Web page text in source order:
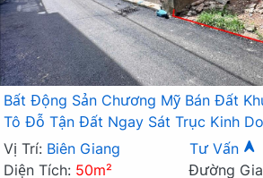
Bất Động Sản Chương Mỹ Bán Đất
Tô Đỗ Tận Đất Ngay Sát Trục Kinh
Vị Trí: Biên Giang Tư Vấn
Diện Tích: 50m²
Đường